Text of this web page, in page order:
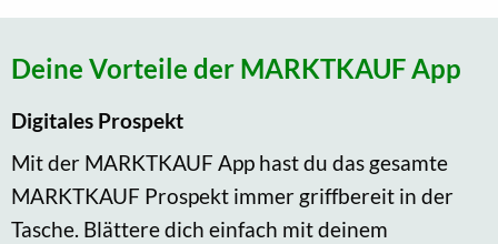
Deine Vorteile der MARKTKAUF App
Digitales Prospekt
Mit der MARKTKAUF App hast du das gesamte
MARKTKAUF Prospekt immer griffbereit in der
Tasche. Blättere dich einfach mit deinem